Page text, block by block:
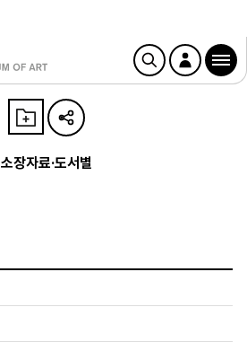
소장자료·도서별